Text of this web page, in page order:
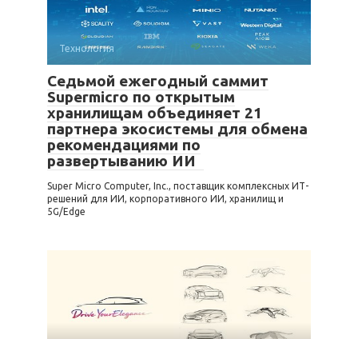
Технология
Седьмой ежегодный саммит
Supermicro по открытым
хранилищам объединяет 21
партнера экосистемы для обмена
рекомендациями по
развертыванию ИИ
Super Micro Computer, Inc., поставщик комплексных ИТ-
решений для ИИ, корпоративного ИИ, хранилищ и
5G/Edge